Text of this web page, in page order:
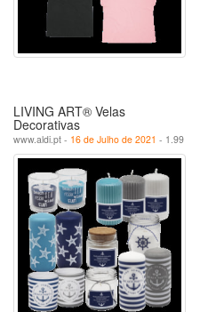
LIVING ART® Velas
Decorativas
www.aldi.pt - 16 de Julho de 2021 - 1.99